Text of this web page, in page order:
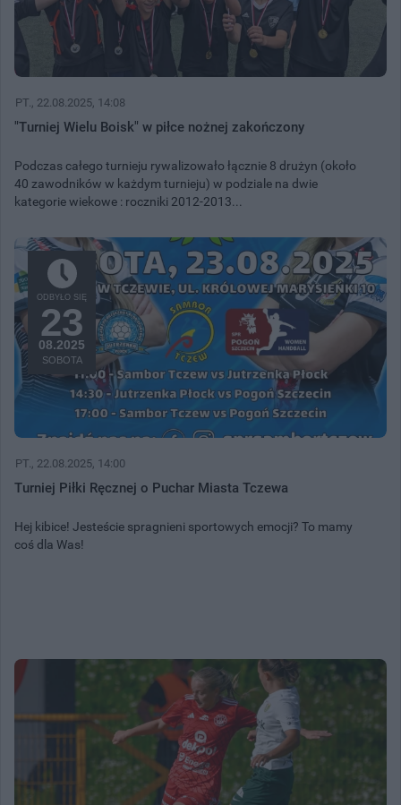
PT. , 22.08.2025, 14:08
"Turniej Wielu Boisk" w piłce nożnej zakończony
Podczas całego turnieju rywalizowało łącznie 8 drużyn (około
40 zawodników w każdym turnieju) w podziale na dwie
kategorie wiekowe : roczniki 2012-2013...
ODBYŁO SIĘ
23
08.2025
SOBOTA
PT. , 22.08.2025, 14:00
Turniej Piłki Ręcznej o Puchar Miasta Tczewa
Hej kibice! Jesteście spragnieni sportowych emocji? To mamy
coś dla Was!